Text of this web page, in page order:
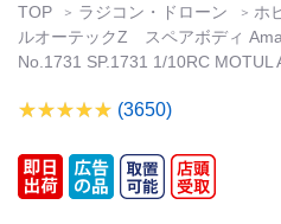
TOP ラジコン・ドローン ホ
ルオーテックZ スペアボディ
No.1731 SP.1731 1/10RC MOTUL
(3650)